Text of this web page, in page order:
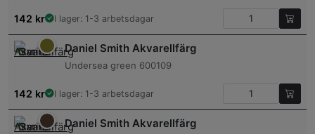
142 kr I lager: 1-3 arbetsdagar
Daniel Smith Akvarellfärg
Undersea green 600109
142 kr I lager: 1-3 arbetsdagar
Daniel Smith Akvarellfärg